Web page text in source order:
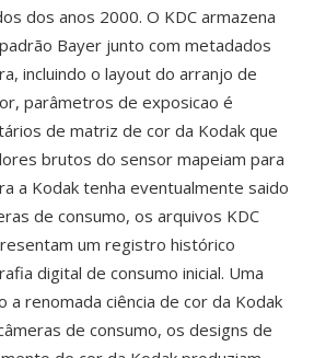
dos anos 2000. O KDC armazena
Bayer junto com metadados
incluindo o layout do arranjo de
parâmetros de exposicao é
de matriz de cor da Kodak que
brutos do sensor mapeiam para
a Kodak tenha eventualmente saido
de consumo, os arquivos KDC
um registro histórico
digital de consumo inicial. Uma
a renomada ciência de cor da Kodak
de consumo, os designs de